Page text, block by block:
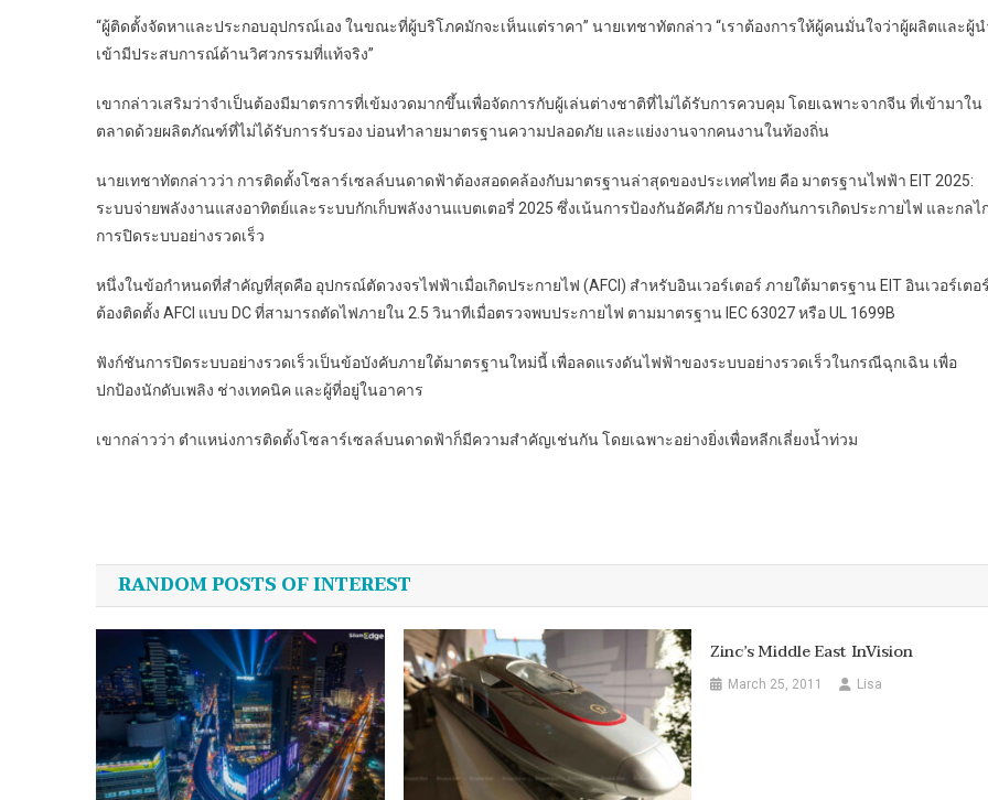
“ผู้ติดตั้งจัดหาและประกอบอุปกรณ์เอง ในขณะที่ผู้บริโภคมักจะเห็นแต่ราคา” นายเทชาทัตกล่าว “เราต้องการให้ผู้คนมั่นใจว่าผู้ผลิตและผู้
เข้ามีประสบการณ์ด้านวิศวกรรมที่แท้จริง”
เขากล่าวเสริมว่าจำเป็นต้องมีมาตรการที่เข้มงวดมากขึ้นเพื่อจัดการกับผู้เล่นต่างชาติที่ไม่ได้รับการควบคุม โดยเฉพาะจากจีน ที่เข้ามาใน
ตลาดด้วยผลิตภัณฑ์ที่ไม่ได้รับการรับรอง บ่อนทำลายมาตรฐานความปลอดภัย และแย่งงานจากคนงานในท้องถิ่น
นายเทชาทัตกล่าวว่า การติดตั้งโซลาร์เซลล์บนดาดฟ้าต้องสอดคล้องกับมาตรฐานล่าสุดของประเทศไทย คือ มาตรฐานไฟฟ้า EIT 2025:
ระบบจ่ายพลังงานแสงอาทิตย์และระบบกักเก็บพลังงานแบตเตอรี่ 2025 ซึ่งเน้นการป้องกันอัคคีภัย การป้องกันการเกิดประกายไฟ และกลไ
การปิดระบบอย่างรวดเร็ว
หนึ่งในข้อกำหนดที่สำคัญที่สุดคือ อุปกรณ์ตัดวงจรไฟฟ้าเมื่อเกิดประกายไฟ (AFCI) สำหรับอินเวอร์เตอร์ ภายใต้มาตรฐาน EIT อินเวอร์เตอ
ต้องติดตั้ง AFCI แบบ DC ที่สามารถตัดไฟภายใน 2.5 วินาทีเมื่อตรวจพบประกายไฟ ตามมาตรฐาน IEC 63027 หรือ UL 1699B
ฟังก์ชันการปิดระบบอย่างรวดเร็วเป็นข้อบังคับภายใต้มาตรฐานใหม่นี้ เพื่อลดแรงดันไฟฟ้าของระบบอย่างรวดเร็วในกรณีฉุกเฉิน เพื่อ
ปกป้องนักดับเพลิง ช่างเทคนิค และผู้ที่อยู่ในอาคาร
เขากล่าวว่า ตำแหน่งการติดตั้งโซลาร์เซลล์บนดาดฟ้าก็มีความสำคัญเช่นกัน โดยเฉพาะอย่างยิ่งเพื่อหลีกเลี่ยงน้ำท่วม
navigation
RANDOM POSTS OF INTEREST
Zinc’s Middle East InVision
March 25, 2011 Lisa